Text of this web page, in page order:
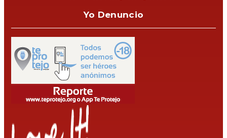
Yo Denuncio